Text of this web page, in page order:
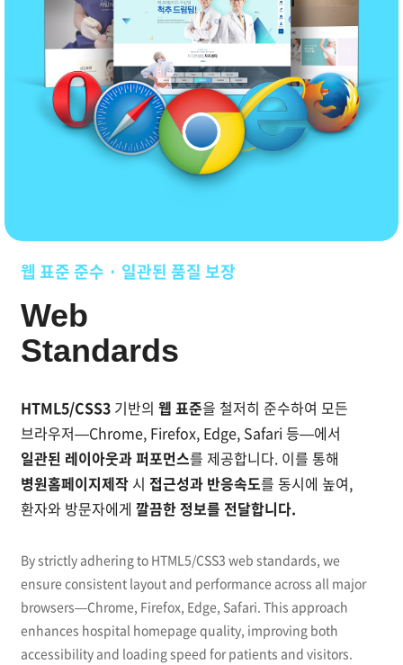
HTML5/CSS3 웹 표준 준수로 병원 홈페이지 품질을 보
웹 표준 준수 · 일관된 품질 보장
Web
Standards
HTML5/CSS3기반의 웹 표준을 철저히 준수하여 모든
브라우저—Chrome, Firefox, Edge, Safari 등—에서
일관된 레이아웃과 퍼포먼스를 제공합니다. 이를 통해
병원홈페이지제작시 접근성과 반응속도를 동시에 높여,
환자와 방문자에게 깔끔한 정보를 전달합니다.
By strictly adhering to HTML5/CSS3 web standards, we
ensure consistent layout and performance across all major
browsers—Chrome, Firefox, Edge, Safari. This approach
enhances hospital homepage quality, improving both
accessibility and loading speed for patients and visitors.